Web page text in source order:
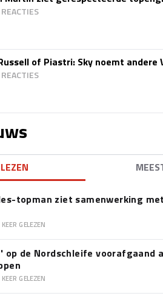
of Piastri: Sky noemt
topman ziet samenwerking
KEER GELEZEN
op de Nordschleife voorafgaand
KEER GELEZEN